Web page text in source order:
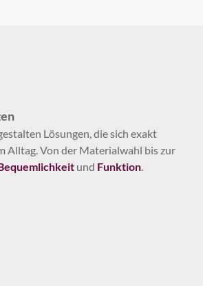
Lösungen, die sich exakt
Alltag. Von der Materialwahl bis zur
und Funktion.